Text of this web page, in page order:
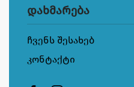
დახმარება
ჩვენს შესახებ
კონტაქტი